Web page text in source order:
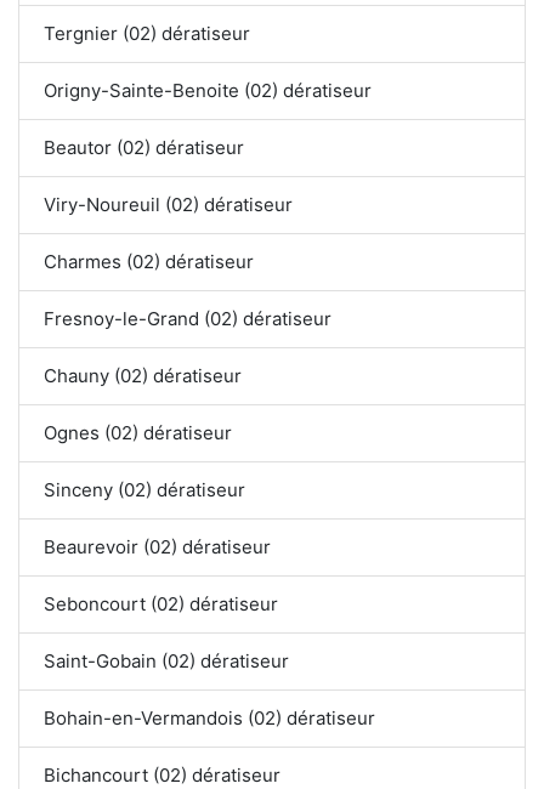
Tergnier (02) dératiseur
Origny-Sainte-Benoite (02) dératiseur
Beautor (02) dératiseur
Viry-Noureuil (02) dératiseur
Charmes (02) dératiseur
Fresnoy-le-Grand (02) dératiseur
Chauny (02) dératiseur
Ognes (02) dératiseur
Sinceny (02) dératiseur
Beaurevoir (02) dératiseur
Seboncourt (02) dératiseur
Saint-Gobain (02) dératiseur
Bohain-en-Vermandois (02) dératiseur
Bichancourt (02) dératiseur